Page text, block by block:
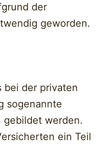
der
geworden.
bei der privaten
sogenannte
werden.
ein Teil